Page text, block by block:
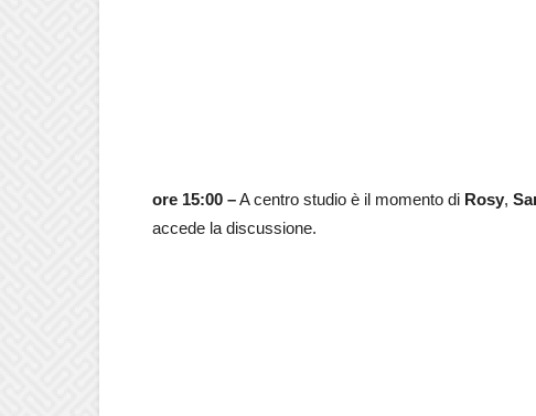
ore 15:00 –A centro studio è il momento di Rosy,
accede la discussione.